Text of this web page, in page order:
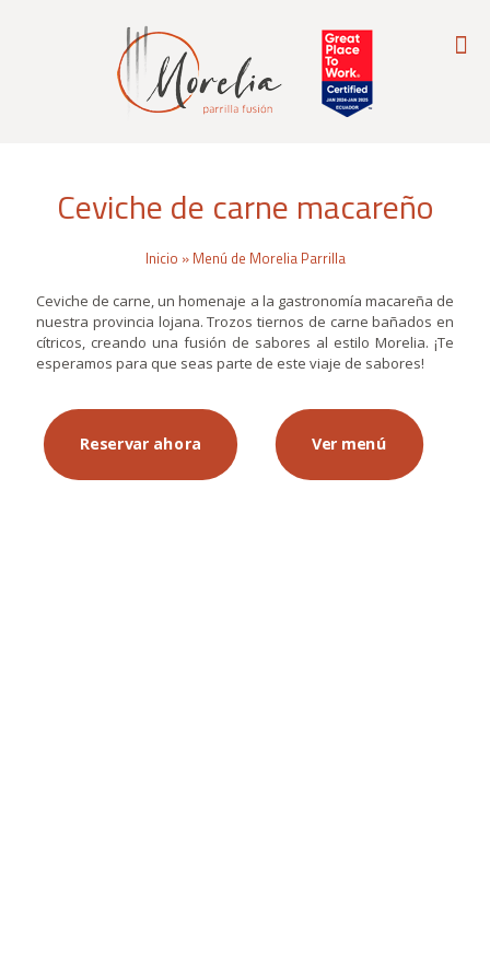
Ceviche de carne macareño
Inicio » Menú de Morelia Parrilla
Ceviche de carne, un homenaje a la gastronomía macareña de
nuestra provincia lojana. Trozos tiernos de carne bañados en
cítricos, creando una fusión de sabores al estilo Morelia. ¡Te
esperamos para que seas parte de este viaje de sabores!
Reservar ahora Ver menú